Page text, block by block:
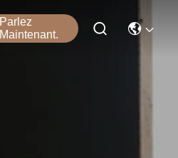
Parlez
Maintenant.